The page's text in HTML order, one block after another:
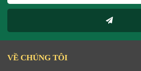
VỀ CHÚNG TÔI